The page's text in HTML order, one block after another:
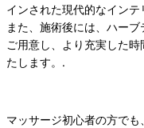
インされた現代的なインテ
また、施術後には、ハー
ご用意し、より充実した
たします。.
マッサージ初心者の方でも